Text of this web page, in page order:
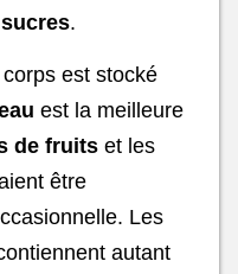
.
est stocké
est la meilleure
de fruits et les
être
Les
autant